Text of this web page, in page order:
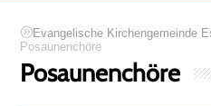
Evangelische Kirchengemeinde
Posaunenchöre
Posaunenchöre